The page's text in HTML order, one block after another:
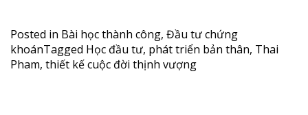
Posted in Bài học thành công, Đầu tư chứng
khoánTagged Học đầu tư, phát triển bản thân, Thai
Pham, thiết kế cuộc đời thịnh vượng